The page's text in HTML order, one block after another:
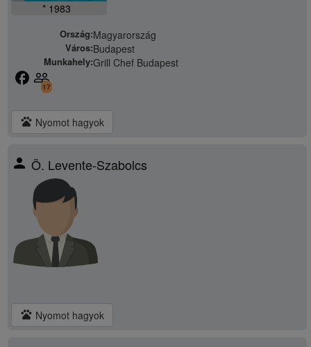
* 1983
Ország:Magyarország
Város:Budapest
Munkahely:Grill Chef Budapest
facebook people_outline
17
pets Nyomot hagyok
person Ö. Levente-Szabolcs
pets Nyomot hagyok